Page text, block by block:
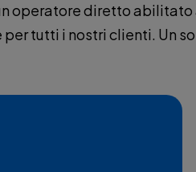
operatore diretto
tutti i nostri clienti. Un